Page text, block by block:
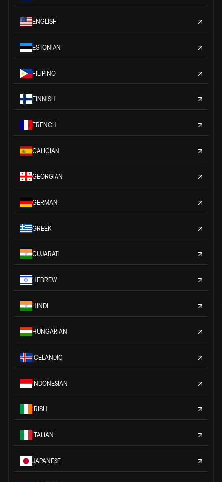
ENGLISH
ESTONIAN
FILIPINO
FINNISH
FRENCH
GALICIAN
GEORGIAN
GERMAN
GREEK
GUJARATI
HEBREW
HINDI
HUNGARIAN
ICELANDIC
INDONESIAN
IRISH
ITALIAN
JAPANESE